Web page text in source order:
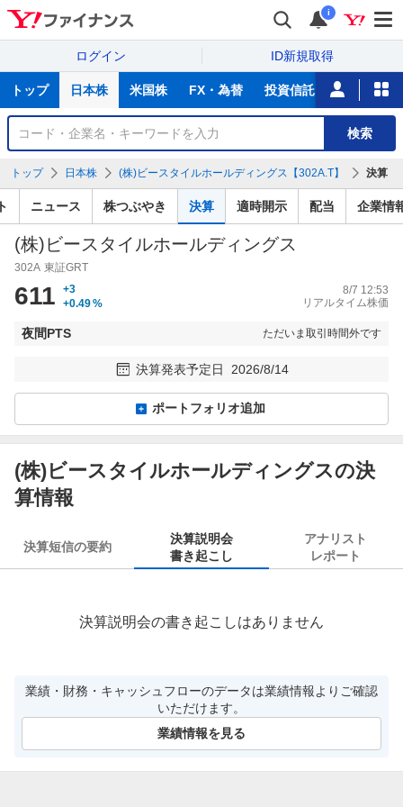
i
ログイン ID新規取得
サ
トップ 日本株 米国株 FX・為替 投資信託 ニュース
銘
検
検索
トップ 日本株 (株)ビースタイルホールディングス【302A.T】 決算
ニュース 株つぶやき 決算 適時開示 配当 企業情
(株)ビースタイルホールディングス
302A 東証GRT
611
+3
+0.49%
8/7 12:53
リアルタイム株価
夜間PTS ただいま取引時間外です
決算発表予定日 2026/8/14
ポートフォリオ追加
(株)ビースタイルホールディングスの決
算情報
決算短信の要約
決算説明会
書き起こし
アナリスト
レポート
決算説明会の書き起こしはありません
業績・財務・キャッシュフローのデータは業績情報よりご確認
いただけます。
業績情報を見る